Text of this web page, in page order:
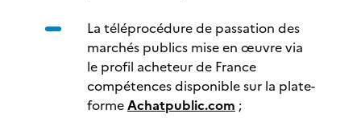
La téléprocédure de passation des
marchés publics mise en œuvre via
le profil acheteur de France
compétences disponible sur la plate-
formeAchatpublic.com ;